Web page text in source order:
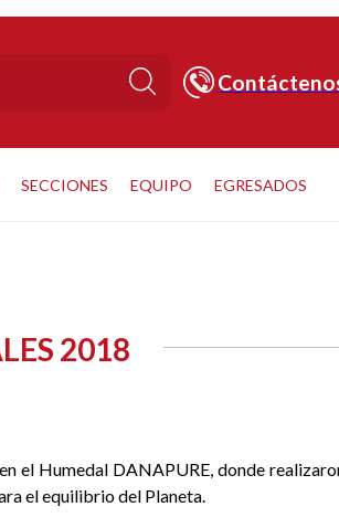
SECCIONES EQUIPO EGRESADOS
2018
el Humedal DANAPURE, donde
el equilibrio del Planeta.